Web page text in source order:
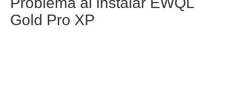
Gold Pro XP